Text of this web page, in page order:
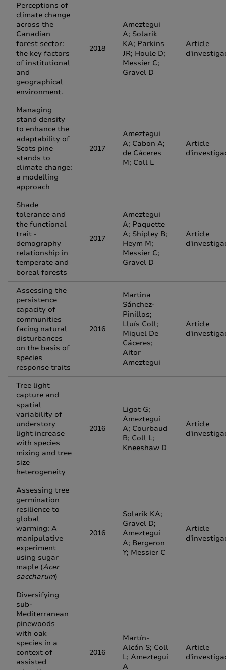
Perceptions of
climate change
across the
Canadian
forest sector:
the key factors
of institutional
and
geographical
environment.
2018
Ameztegui
A; Solarik
KA; Parkins
JR; Houle D;
Messier C;
Gravel D
Article
Managing
stand density
to enhance the
adaptability of
Scots pine
stands to
climate change:
a modelling
approach
2017
Ameztegui
A; Cabon A;
de Cáceres
M; Coll L
Article
Shade
tolerance and
the functional
trait -
demography
relationship in
temperate and
boreal forests
2017
Ameztegui
A; Paquette
A; Shipley B;
Heym M;
Messier C;
Gravel D
Article
Assessing the
persistence
capacity of
communities
facing natural
disturbances
on the basis of
species
response traits
2016
Martina
Sánchez-
Pinillos;
Lluís Coll;
Miquel De
Cáceres;
Aitor
Ameztegui
Article
Tree light
capture and
spatial
variability of
understory
light increase
with species
mixing and tree
size
heterogeneity
2016
Ligot G;
Ameztegui
A; Courbaud
B; Coll L;
Kneeshaw D
Article
Assessing tree
germination
resilience to
global
warming: A
manipulative
experiment
using sugar
maple (Acer
saccharum)
2016
Solarik KA;
Gravel D;
Ameztegui
A; Bergeron
Y; Messier C
Article
Diversifying
sub-
Mediterranean
pinewoods
with oak
species in a
context of
assisted
2016
Martín-
Alcón S; Coll
L; Ameztegui
A
Article